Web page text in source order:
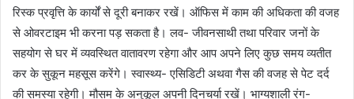
रिस्क प्रवृत्ति के कार्यों से दूरी बनाकर रखें। ऑफिस में काम की अधिकता की वजह
से ओवरटाइम भी करना पड़ सकता है। लव- जीवनसाथी तथा परिवार जनों के
सहयोग से घर में व्यवस्थित वातावरण रहेगा और आप अपने लिए कुछ समय व्यतीत
कर के सुकून महसूस करेंगे। स्वास्थ्य- एसिडिटी अथवा गैस की वजह से पेट दर्द
की समस्या रहेगी। मौसम के अनुकूल अपनी दिनचर्या रखें। भाग्यशाली रंग-